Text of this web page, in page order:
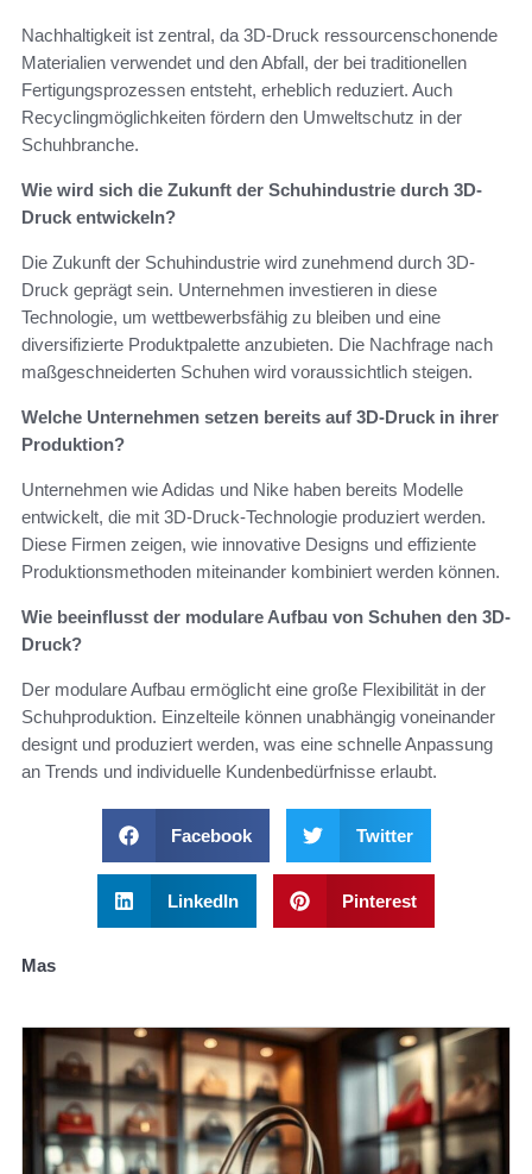
Nachhaltigkeit ist zentral, da 3D-Druck ressourcenschonende
Materialien verwendet und den Abfall, der bei traditionellen
Fertigungsprozessen entsteht, erheblich reduziert. Auch
Recyclingmöglichkeiten fördern den Umweltschutz in der
Schuhbranche.
Wie wird sich die Zukunft der Schuhindustrie durch 3D-
Druck entwickeln?
Die Zukunft der Schuhindustrie wird zunehmend durch 3D-
Druck geprägt sein. Unternehmen investieren in diese
Technologie, um wettbewerbsfähig zu bleiben und eine
diversifizierte Produktpalette anzubieten. Die Nachfrage nach
maßgeschneiderten Schuhen wird voraussichtlich steigen.
Welche Unternehmen setzen bereits auf 3D-Druck in ihrer
Produktion?
Unternehmen wie Adidas und Nike haben bereits Modelle
entwickelt, die mit 3D-Druck-Technologie produziert werden.
Diese Firmen zeigen, wie innovative Designs und effiziente
Produktionsmethoden miteinander kombiniert werden können.
Wie beeinflusst der modulare Aufbau von Schuhen den 3D-
Druck?
Der modulare Aufbau ermöglicht eine große Flexibilität in der
Schuhproduktion. Einzelteile können unabhängig voneinander
designt und produziert werden, was eine schnelle Anpassung
an Trends und individuelle Kundenbedürfnisse erlaubt.
Facebook Twitter
LinkedIn Pinterest
Mas